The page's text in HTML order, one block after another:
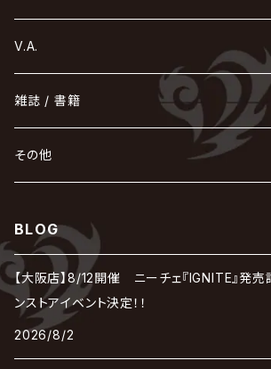
有村竜太朗
ΛrlequiΩ / アルルカン
168 / 葵-168-
GOTCHAROCKA
河村隆一
KIRITO / キリト
己龍
GREN / グレン
黒夢
XANVALA
Sick²
ジグソウ
シド
JAKIGAN MEISTER
Chanty
Janne Da Arc
SCAPEGOAT
SPLENDID GOD GIRAFFE
SLAPSLY / CHIYU
DADAROMA
逹瑯
DAVID / SUI / 縁
DARRELL
DIR EN GREY
DEXCORE
TAKE NO BREAK
DEZERT
Tourbillon
Dolly
TЯicKY
NEVERLAND
NoGoD
NOCTURNAL BLOODLUST
花見桜こうき
薔薇の宮殿
BAROQUE
hide with Spread Beaver / hide
HIDE-ZOU
ビバラッシュ
Fatüm
Plastic Tree
Frantic EMIRY
Blu-BiLLioN
BabyKingdom
THE BEETHOVEN
HELLBROTH / ヘルブロス
The Benjamin
ほ
POIDOL
HOLLOWGRAM
MUSCLE ATTACK
マツタケワークス
摩天楼オペラ
THE MADNA
ミスイ
美良政次
MIRAGE
MUCC / ムック
め
メトロノーム
MERRY / メリー
も
THE MORTAL
最上川司
YUKIYA / 藤田幸也
ユナイト
よ
rice
Rides In ReVellion
La'veil MizeriA
LAB.THE BASEMENT / ラボ ザ ベヰスメント
り
Leetspeak monsters
Ricky
RENAME
LIBRAVEL / リブラヴェル
る
Ruiza
LUNA SEA
れ
the Raid.
REIGN
RAZOR
Royz
Rorschach.inc
ロマン急行
わ
wyse
我が為
V.A.
雑誌 / 書籍
hévn
その他
BLOG
【大阪店】8/12開催 ニーチェ『IGNITE』発売
ンストアイベント決定！！
2026/8/2